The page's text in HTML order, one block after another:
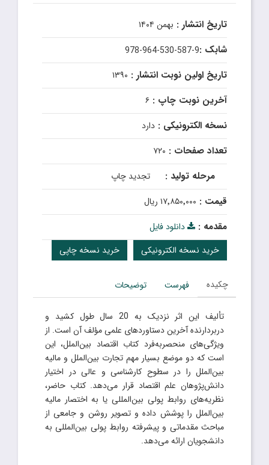
تاریخ انتشار : بهمن ۱۴۰۴
شابک :978-964-530-587-9
تاریخ اولین نوبت انتشار : ۱۳۹۰
آخرین نوبت چاپ : ۶
نسخه الکترونیکی : دارد
تعداد صفحات : ۷۲۰
مرحله تولید : تجدید چاپ
قیمت : ۱۷٬۸۵۰٬۰۰۰ ریال
مقدمه :
دانلود فایل
خرید نسخه چاپی
خرید نسخه الکترونیکی
چکیده فهرست توضیحات
تألیف این اثر نزدیک به 20 سال طول کشید و
دربردارنده آخرین دستاوردهای علمی مؤلف آن است. از
ویژگی‌های منحصربه‌فرد کتاب اقتصاد بین‌الملل، این
است که دو موضع بسیار مهم تجارت بین‌الملل و مالیه
بین‌الملل را در سطوح کارشناسی و عالی در اختیار
دانش‌پژوهان علم اقتصاد قرار می‌دهد. کتاب حاضر،
نظریه‌های روابط پولی بین‌المللی یا به اختصار مالیه
بین‌الملل را پوشش داده و تصویر روشن و جامعی از
مباحث مقدماتی و پیشرفته روابط پولی بین‌المللی به
دانشجویان ارائه می‌دهد.